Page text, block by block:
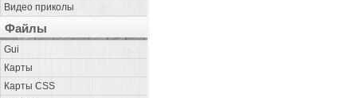
Видео приколы
Файлы
Gui
Карты
Карты CSS